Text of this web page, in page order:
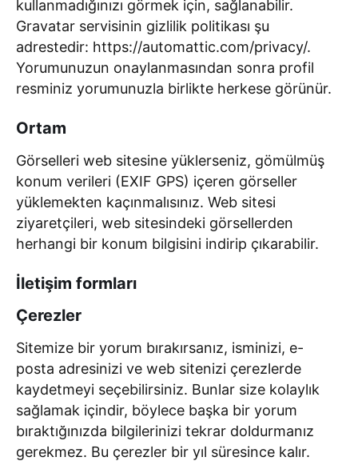
kullanmadığınızı görmek için, sağlanabilir.
Gravatar servisinin gizlilik politikası şu
adrestedir: https://automattic.com/privacy/.
Yorumunuzun onaylanmasından sonra profil
resminiz yorumunuzla birlikte herkese görünür.
Ortam
Görselleri web sitesine yüklerseniz, gömülmüş
konum verileri (EXIF GPS) içeren görseller
yüklemekten kaçınmalısınız. Web sitesi
ziyaretçileri, web sitesindeki görsellerden
herhangi bir konum bilgisini indirip çıkarabilir.
İletişim formları
Çerezler
Sitemize bir yorum bırakırsanız, isminizi, e-
posta adresinizi ve web sitenizi çerezlerde
kaydetmeyi seçebilirsiniz. Bunlar size kolaylık
sağlamak içindir, böylece başka bir yorum
bıraktığınızda bilgilerinizi tekrar doldurmanız
gerekmez. Bu çerezler bir yıl süresince kalır.